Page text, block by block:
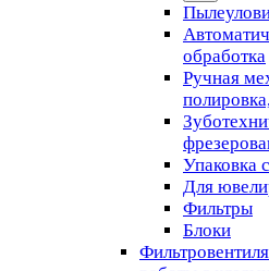
обработка
Ручная
Упаковка
Для
Фильтры
Блоки